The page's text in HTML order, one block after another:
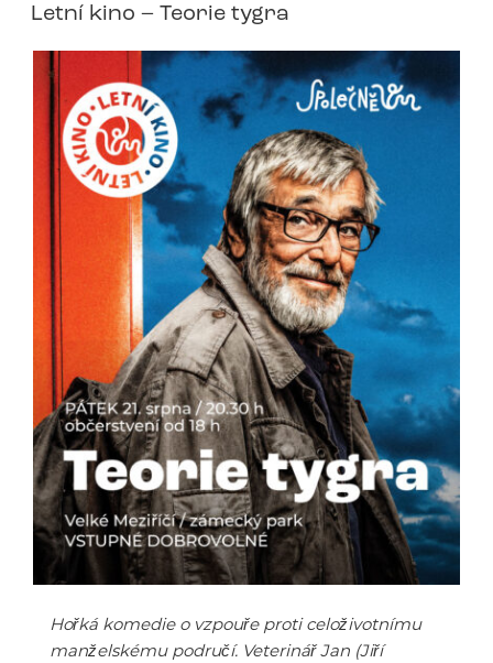
Letní kino – Teorie tygra
Hořká komedie o vzpouře proti celoživotnímu
manželskému područí. Veterinář Jan (Jiří